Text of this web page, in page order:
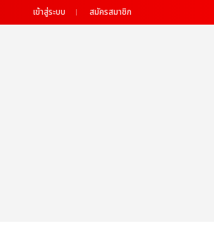
เข้าสู่ระบบ สมัครสมาชิก